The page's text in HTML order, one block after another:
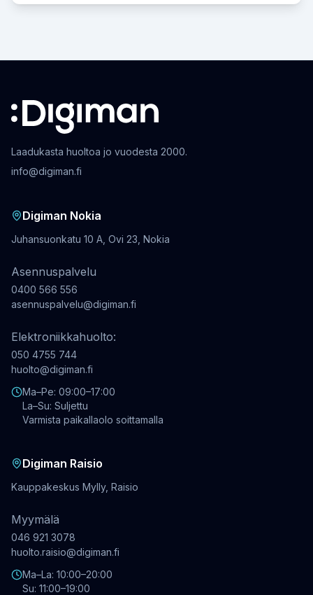
Laadukasta huoltoa jo vuodesta 2000.
info@digiman.fi
Digiman Nokia
Juhansuonkatu 10 A, Ovi 23, Nokia
Asennuspalvelu
0400 566 556
asennuspalvelu@digiman.fi
Elektroniikkahuolto:
050 4755 744
huolto@digiman.fi
Ma–Pe: 09:00–17:00
La–Su: Suljettu
Varmista paikallaolo soittamalla
Digiman Raisio
Kauppakeskus Mylly, Raisio
Myymälä
046 921 3078
huolto.raisio@digiman.fi
Ma–La: 10:00–20:00
Su: 11:00–19:00